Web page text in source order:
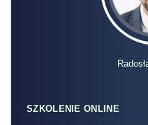
SZKOLENIE ONLINE